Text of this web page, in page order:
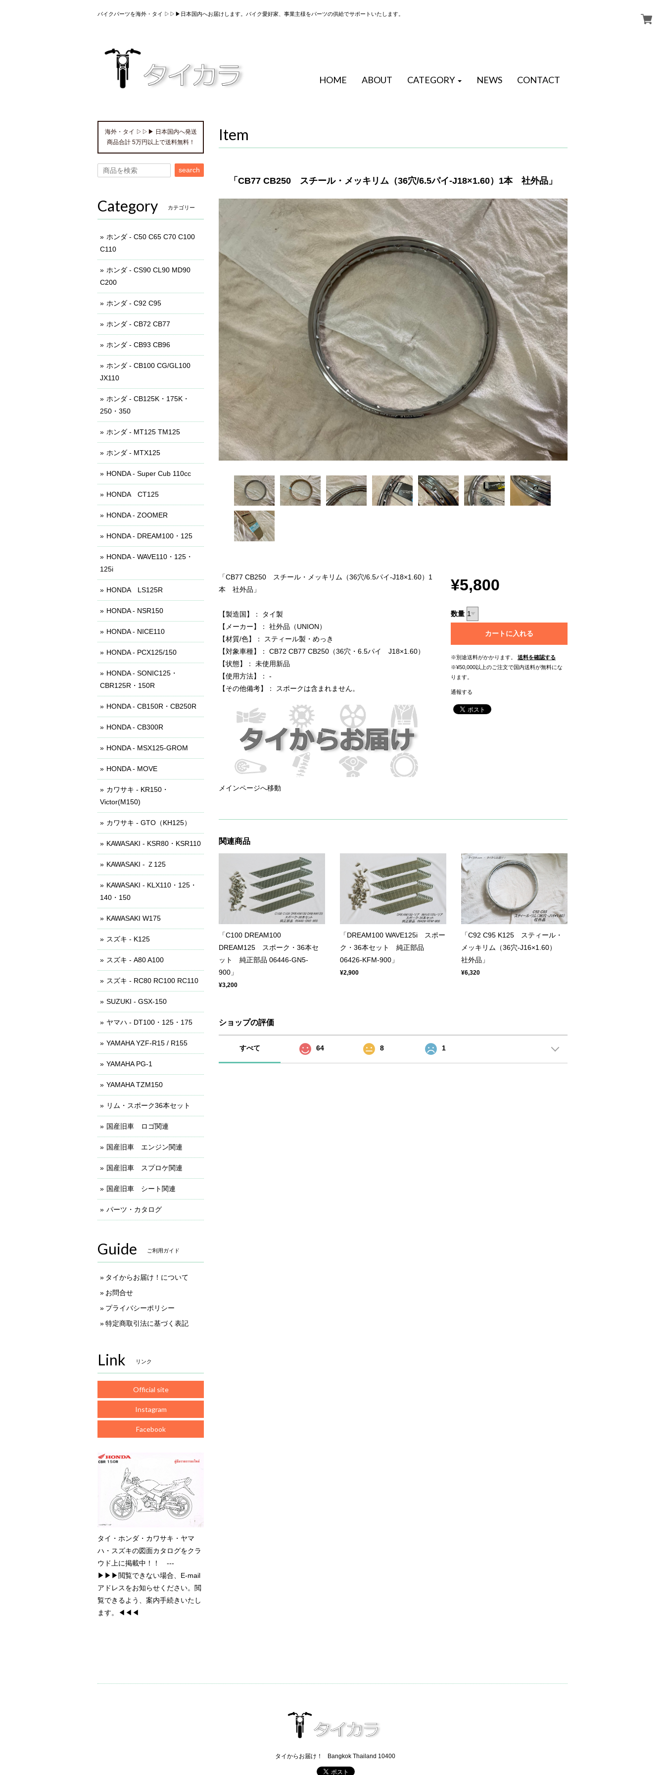
バイクパーツを海外・タイ ▷▷▶日本国内へお届けします。バイク愛好家、事業主様をパーツの供給でサポートいたします。
HOME ABOUT CATEGORY NEWS CONTACT
Item
「CB77 CB250 スチール・メッキリム（36穴/6.5パイ-J18×1.60）1本 社外品」
「CB77 CB250 スチール・メッキリム（36穴/6.5パイ-J18×1.60）1
本 社外品」
【製造国】： タイ製
【メーカー】： 社外品（UNION）
【材質/色】： スティール製・めっき
【対象車種】： CB72 CB77 CB250（36穴・6.5パイ J18×1.60）
【状態】： 未使用新品
【使用方法】： -
【その他備考】： スポークは含まれません。
メインページへ移動
¥5,800
数量
カートに入れる
※別途送料がかかります。
送料を確認する
※¥50,000以上のご注文で国内送料が無料にな
ります。
通報する
関連商品
「C100 DREAM100
DREAM125 スポーク・36本セ
ット 純正部品 06446-GN5-
900」
¥3,200
「DREAM100 WAVE125i スポー
ク・36本セット 純正部品
06426-KFM-900」
¥2,900
「C92 C95 K125 スティール・
メッキリム（36穴-J16×1.60）
社外品」
¥6,320
ショップの評価
すべて 64 8 1
海外・タイ ▷▷▶ 日本国内へ発送
商品合計 5万円以上で送料無料！
search
Category カテゴリー
ホンダ - C50 C65 C70 C100
C110
ホンダ - CS90 CL90 MD90
C200
ホンダ - C92 C95
ホンダ - CB72 CB77
ホンダ - CB93 CB96
ホンダ - CB100 CG/GL100
JX110
ホンダ - CB125K・175K・
250・350
ホンダ - MT125 TM125
ホンダ - MTX125
HONDA - Super Cub 110cc
HONDA CT125
HONDA - ZOOMER
HONDA - DREAM100・125
HONDA - WAVE110・125・
125i
HONDA LS125R
HONDA - NSR150
HONDA - NICE110
HONDA - PCX125/150
HONDA - SONIC125・
CBR125R・150R
HONDA - CB150R・CB250R
HONDA - CB300R
HONDA - MSX125-GROM
HONDA - MOVE
カワサキ - KR150・
Victor(M150)
カワサキ - GTO（KH125）
KAWASAKI - KSR80・KSR110
KAWASAKI - Ｚ125
KAWASAKI - KLX110・125・
140・150
KAWASAKI W175
スズキ - K125
スズキ - A80 A100
スズキ - RC80 RC100 RC110
SUZUKI - GSX-150
ヤマハ - DT100・125・175
YAMAHA YZF-R15 / R155
YAMAHA PG-1
YAMAHA TZM150
リム・スポーク36本セット
国産旧車 ロゴ関連
国産旧車 エンジン関連
国産旧車 スプロケ関連
国産旧車 シート関連
パーツ・カタログ
Guide ご利用ガイド
タイからお届け！について
お問合せ
プライバシーポリシー
特定商取引法に基づく表記
Link リンク
Official site
Instagram
Facebook
タイ・ホンダ・カワサキ・ヤマ
ハ・スズキの図面カタログをクラ
ウド上に掲載中！！ ---
▶▶▶閲覧できない場合、E-mail
アドレスをお知らせください。閲
覧できるよう、案内手続きいたし
ます。◀◀◀
タイからお届け！ Bangkok Thailand 10400